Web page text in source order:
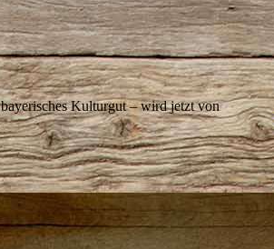
Kulturgut – wird jetzt von